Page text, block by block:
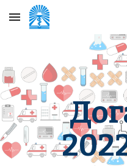
Skip to main content